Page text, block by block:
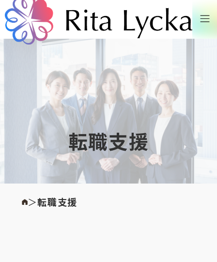
転職支援
＞転職支援